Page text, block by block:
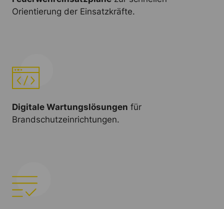
Orientierung der Einsatzkräfte.
Digitale Wartungslösungen für
Brandschutzeinrichtungen.